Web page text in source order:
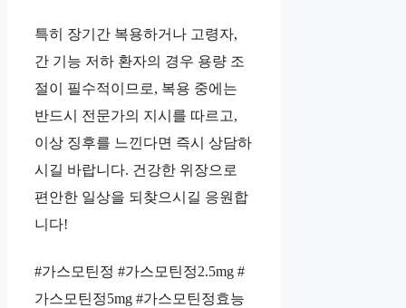
특히 장기간 복용하거나 고령자,
간 기능 저하 환자의 경우 용량 조
절이 필수적이므로, 복용 중에는
반드시 전문가의 지시를 따르고,
이상 징후를 느낀다면 즉시 상담하
시길 바랍니다. 건강한 위장으로
편안한 일상을 되찾으시길 응원합
니다!
#가스모틴정 #가스모틴정2.5mg #
가스모틴정5mg #가스모틴정효능